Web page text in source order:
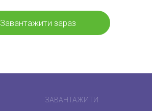
Завантажити зараз
ЗАВАНТАЖИТИ